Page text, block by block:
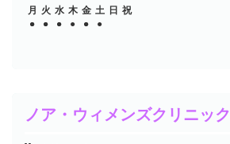
月 火 水 木 金 土 日 祝
●
● ● ● ● ●
● ● ● ●
ノア・ウィメンズクリニック